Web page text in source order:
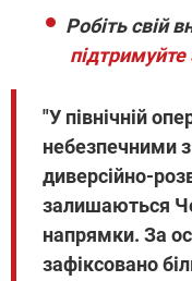
Робіть свій
підтримуйте
"У північній
небезпечними
диверсійно-
залишаються
напрямки. За
зафіксовано